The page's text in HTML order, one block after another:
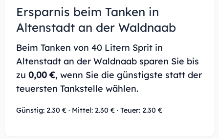
Ersparnis beim Tanken in
Altenstadt an der Waldnaab
Beim Tanken von 40 Litern Sprit in
Altenstadt an der Waldnaab sparen Sie bis
zu 0,00 €, wenn Sie die günstigste statt der
teuersten Tankstelle wählen.
Günstig: 2.30 € · Mittel: 2.30 € · Teuer: 2.30 €